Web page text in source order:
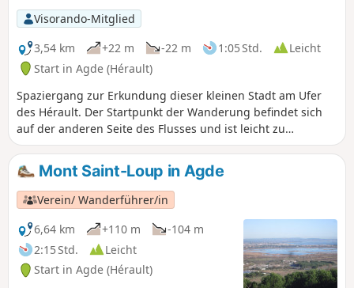
Visorando-Mitglied
3,54 km
+22 m -22 m 1:05 Std.
Leicht
Start in Agde (Hérault)
Spaziergang zur Erkundung dieser kleinen Stadt am Ufer
des Hérault. Der Startpunkt der Wanderung befindet sich
auf der anderen Seite des Flusses und ist leicht zu
erreichen. Es lohnt sich, diesen Besuch mit einer weiteren,
recht kurzen Wanderung in der Nähe zu verbinden: Der
Strand, der Hérault und die Sümpfe bei La Tamarissière.
Mont Saint-Loup in Agde
Verein/ Wanderführer/in
6,64 km
+110 m
-104 m
2:15 Std.
Leicht
Start in Agde (Hérault)